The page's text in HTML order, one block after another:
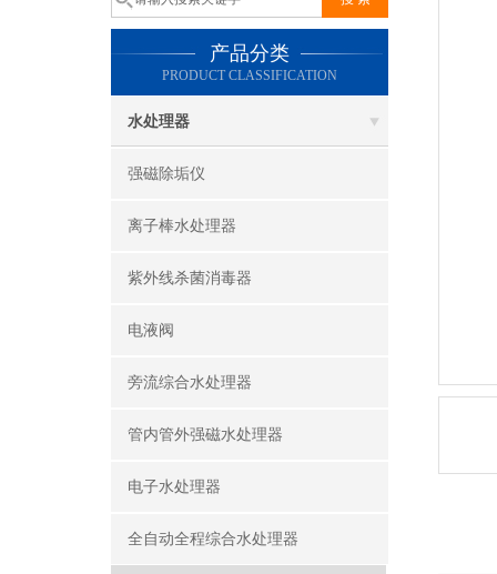
产品分类
PRODUCT CLASSIFICATION
水处理器
强磁除垢仪
离子棒水处理器
紫外线杀菌消毒器
电液阀
旁流综合水处理器
管内管外强磁水处理器
电子水处理器
全自动全程综合水处理器